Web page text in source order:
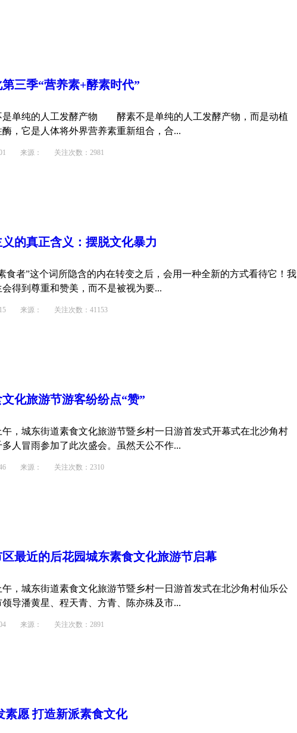
第三季“营养素+酵素时代”
纯的人工发酵产物 酵素不是单纯的人工发酵产物，而是动植
，它是人体将外界营养素重新组合，合...
来源： 关注次数：2981
的真正含义：摆脱文化暴力
食者”这个词所隐含的内在转变之后，会用一种全新的方式看待它！我
得到尊重和赞美，而不是被视为要...
来源： 关注次数：41153
文化旅游节游客纷纷点“赞”
午，城东街道素食文化旅游节暨乡村一日游首发式开幕式在北沙角村
人冒雨参加了此次盛会。虽然天公不作...
来源： 关注次数：2310
最近的后花园城东素食文化旅游节启幕
午，城东街道素食文化旅游节暨乡村一日游首发式在北沙角村仙乐公
领导潘黄星、程天青、方青、陈亦殊及市...
来源： 关注次数：2891
素愿 打造新派素食文化